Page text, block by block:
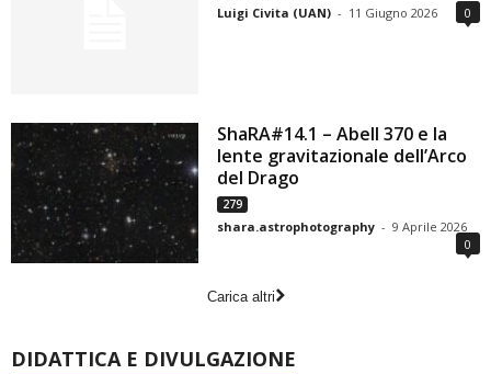
Luigi Civita (UAN) - 11 Giugno 2026 0
ShaRA#14.1 – Abell 370 e la
lente gravitazionale dell’Arco
del Drago
279
shara.astrophotography - 9 Aprile 2026
0
Carica altri
DIDATTICA E DIVULGAZIONE